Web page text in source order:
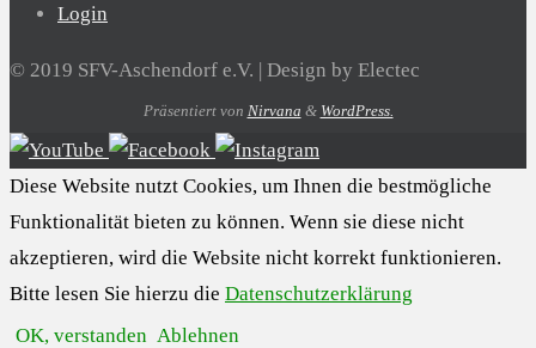
Login
© 2019 SFV-Aschendorf e.V. | Design by Electec
Präsentiert von Nirvana & WordPress.
Diese Website nutzt Cookies, um Ihnen die bestmögliche
Funktionalität bieten zu können. Wenn sie diese nicht
akzeptieren, wird die Website nicht korrekt funktionieren.
Bitte lesen Sie hierzu die Datenschutzerklärung
OK, verstanden Ablehnen